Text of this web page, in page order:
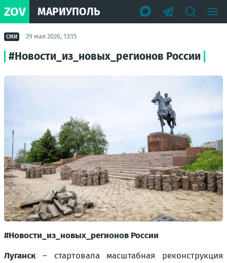
ZOV МАРИУПОЛЬ
СМИ 29 мая 2026, 13:15
#Новости_из_новых_регионов России
#Новости_из_новых_регионов России
Луганск– стартовала масштабная реконструкция